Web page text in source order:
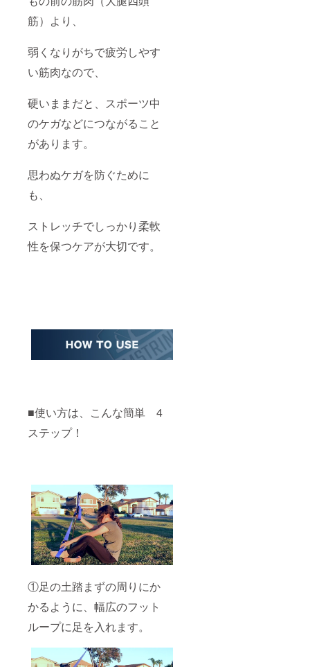
筋）より、
弱くなりがちで疲労しやす
い筋肉なので、
硬いままだと、スポーツ中
のケガなどにつながること
があります。
思わぬケガを防ぐために
も、
ストレッチでしっかり柔軟
性を保つケアが大切です。
■使い方は、こんな簡単 4
ステップ！
①足の土踏まずの周りにか
かるように、幅広のフット
ループに足を入れます。